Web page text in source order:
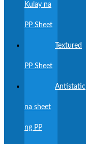
Kulay na
PP Sheet
Textured
PP Sheet
Antistatic
na sheet
ng PP